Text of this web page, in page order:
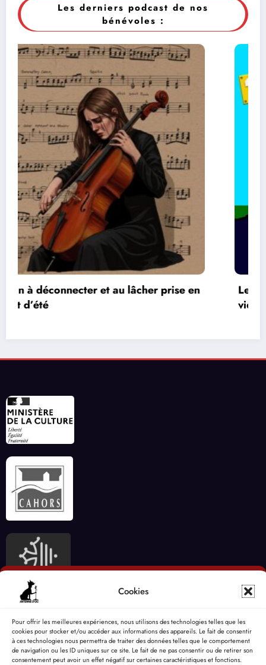
Cookies
Pour offrir les meilleures expériences, nous utilisons des technologies telles que les
cookies pour stocker et/ou accéder aux informations des appareils. Le fait de consentir
à ces technologies nous permettra de traiter des données telles que le comportement
de navigation ou les ID uniques sur ce site. Le fait de ne pas consentir ou de retirer son
consentement peut avoir un effet négatif sur certaines caractéristiques et fonctions.
Les derniers podcast de nos
bénévoles :
Les réseaux de communication entre les jeux
vidéos